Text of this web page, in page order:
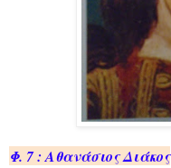
Φ. 7 : Αθα­νά­σιος Διά­κος